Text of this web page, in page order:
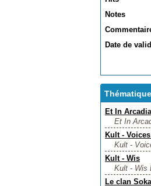
Notes
Date de
Et In
Et In
Kult -
Kult -
Kult - Wis
Kult - Wis
Le clan